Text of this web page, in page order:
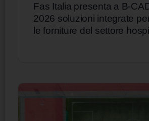
Fas Italia presenta a B-
2026 soluzioni integrate
le forniture del settore